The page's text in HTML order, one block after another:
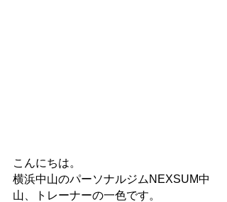
こんにちは。
横浜中山のパーソナルジムNEXSUM中
山、トレーナーの一色です。